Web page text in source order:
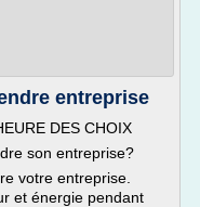
entreprise
DES CHOIX
son entreprise?
votre entreprise.
et énergie pendant